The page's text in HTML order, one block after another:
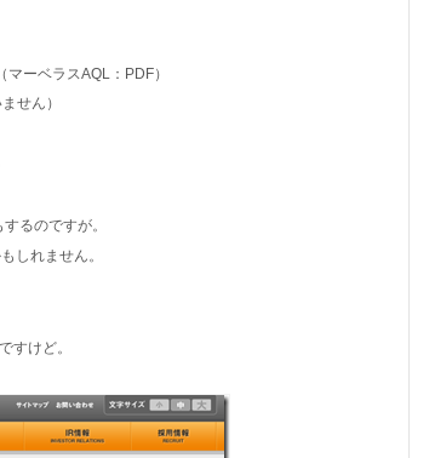
（マーベラスAQL：PDF）
せん）
るのですが。
しれません。
すけど。